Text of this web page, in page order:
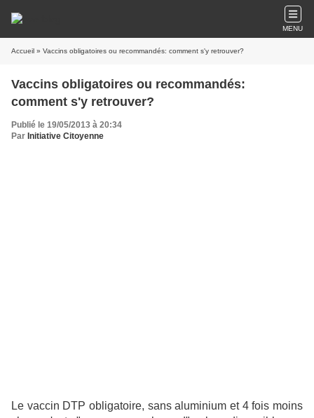
MENU
Accueil » Vaccins obligatoires ou recommandés: comment s'y retrouver?
Vaccins obligatoires ou recommandés:
comment s'y retrouver?
Publié le 19/05/2013 à 20:34
Par Initiative Citoyenne
Le vaccin DTP obligatoire, sans aluminium et 4 fois moins